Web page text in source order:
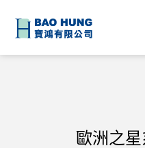
歐洲之